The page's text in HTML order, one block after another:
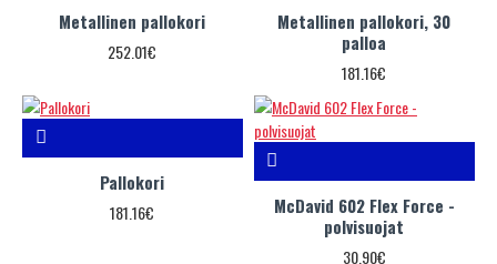
Metallinen pallokori
252.01€
Metallinen pallokori, 30
palloa
181.16€
Pallokori
181.16€
McDavid 602 Flex Force -
polvisuojat
30.90€